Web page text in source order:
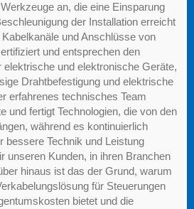
an, die eine Einsparung
der Installation erreicht
und Anschlüsse von
und entsprechen den
elektrische und elektronische Geräte,
Drahtbefestigung und elektrische
erfahrenes technisches Team
und fertigt Technologien, die von den
während es kontinuierlich
bessere Technik und Leistung
unseren Kunden, in ihren Branchen
hinaus ist das der Grund, warum
für Steuerungen
bietet und die